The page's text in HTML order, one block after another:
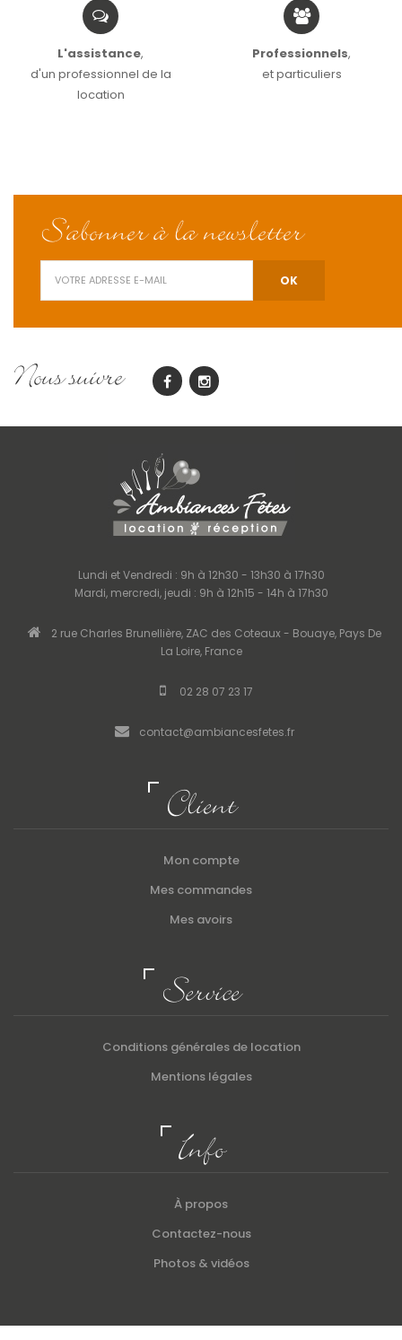
L'assistance,
d'un professionnel de la
location
Professionnels,
et particuliers
S'abonner à la newsletter
Nous suivre
Lundi et Vendredi : 9h à 12h30 - 13h30 à 17h30
Mardi, mercredi, jeudi : 9h à 12h15 - 14h à 17h30
2 rue Charles Brunellière, ZAC des Coteaux - Bouaye, Pays De
La Loire, France
02 28 07 23 17
contact@ambiancesfetes.fr
Client
Mon compte
Mes commandes
Mes avoirs
Service
Conditions générales de location
Mentions légales
Info
À propos
Contactez-nous
Photos & vidéos